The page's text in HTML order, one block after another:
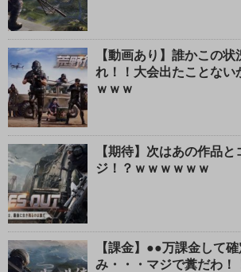
【動画あり】誰かこの状
れ！！大会出たことない
ｗｗｗ
【期待】次はあの作品
ジ！？ｗｗｗｗｗｗ
【課金】●●万課金して
み・・・マジで糞だわ！